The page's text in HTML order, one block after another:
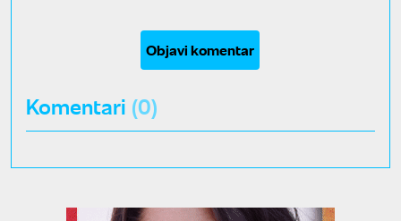
Objavi komentar
Komentari (0)